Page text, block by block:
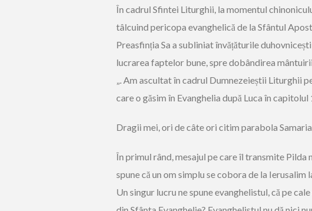
În cadrul Sfintei Liturghii, la momentul
tâlcuind pericopa evanghelică de la Sfântul
Preasfinția Sa a subliniat învățăturile
lucrarea faptelor bune, spre dobândirea mântuirii.
„. Am ascultat în cadrul Dumnezeieștii Liturghii
care o găsim în Evanghelia după Luca în capitolul
Dragii mei, ori de câte ori citim parabola
În primul rând, mesajul pe care îl transmite Pilda
spune că un om simplu se cobora de la Ierusalim
Un singur lucru ne spune evanghelistul, că pe